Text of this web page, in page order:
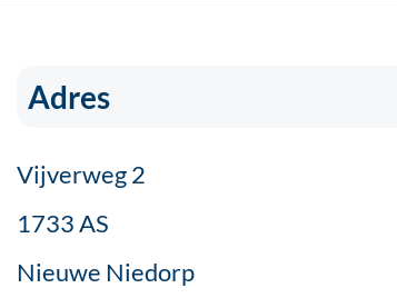
Adres
Vijverweg 2
1733 AS
Nieuwe Niedorp